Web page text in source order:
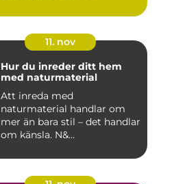
11. nov
Hur du inreder ditt hem
med naturmaterial
Att inreda med
naturmaterial handlar om
mer än bara stil – det handlar
om känsla. N&...